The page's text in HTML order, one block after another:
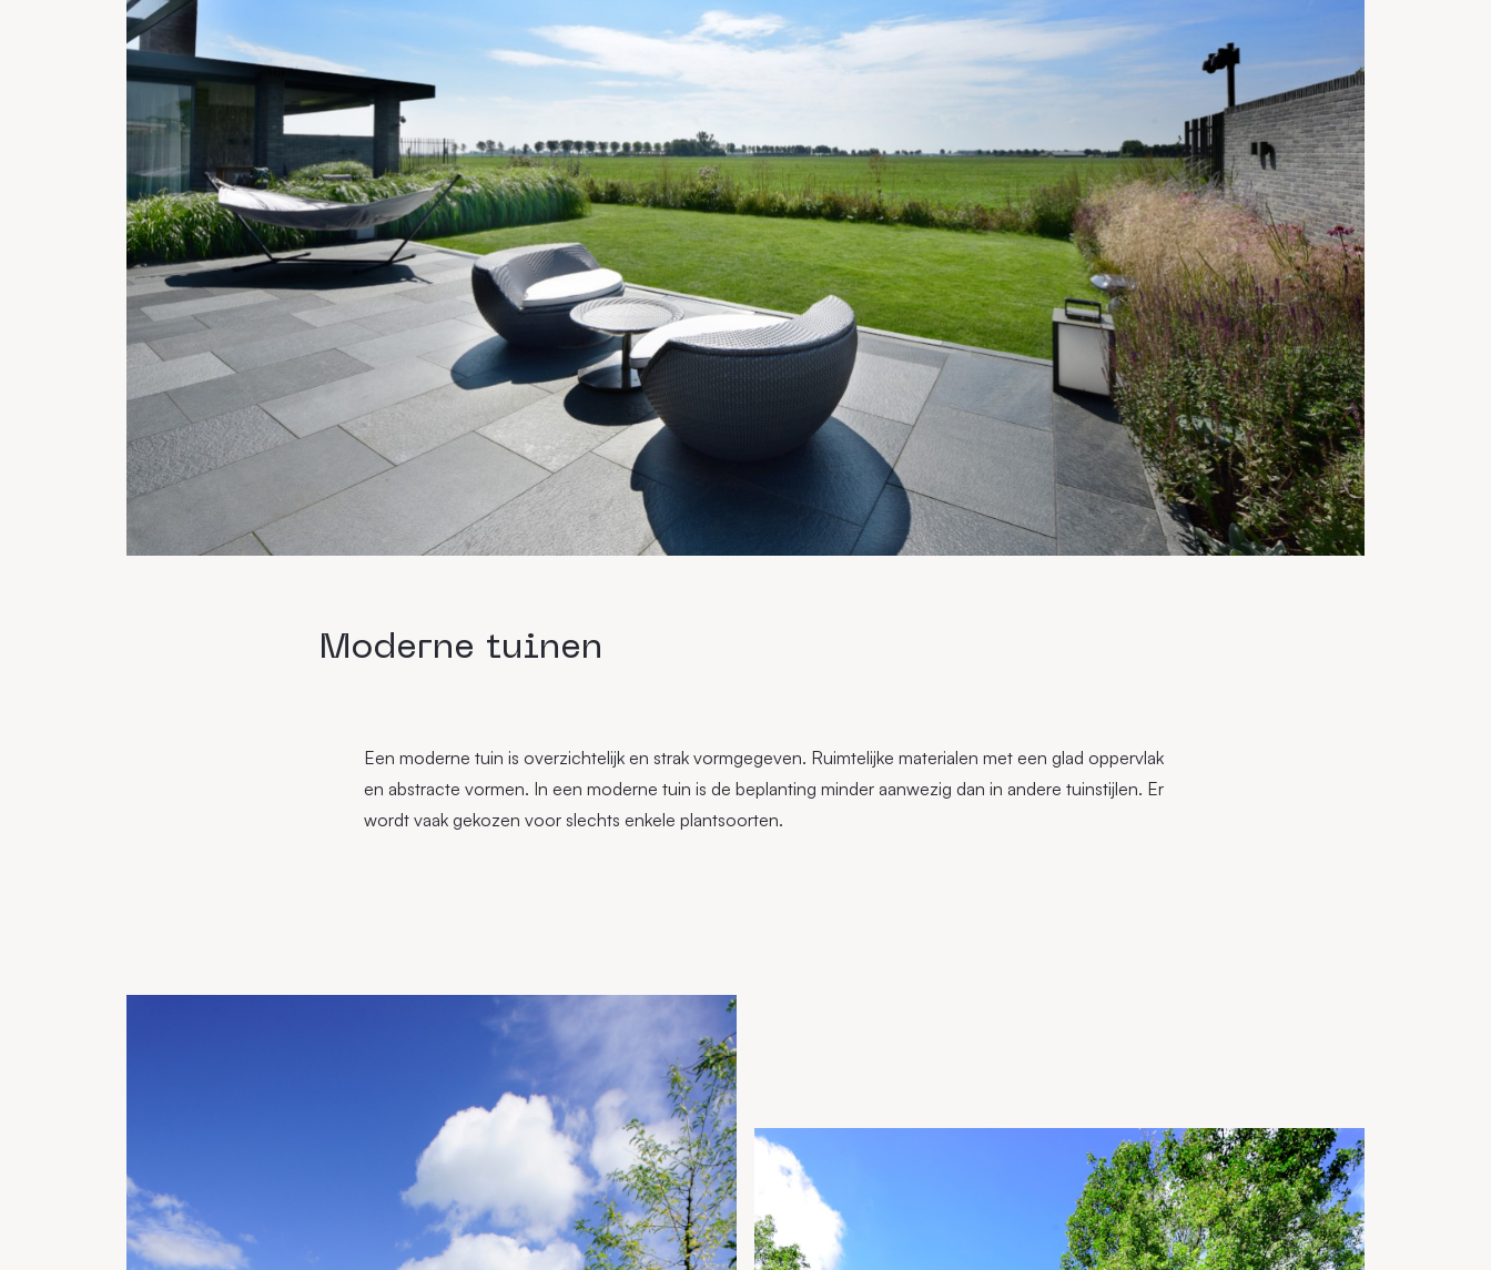
Moderne tuinen
Een moderne tuin is overzichtelijk en strak vormgegeven. Ruimtelijke materialen met een glad oppervlak
en abstracte vormen. In een moderne tuin is de beplanting minder aanwezig dan in andere tuinstijlen. Er
wordt vaak gekozen voor slechts enkele plantsoorten.